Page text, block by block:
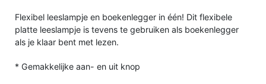
Flexibel leeslampje en boekenlegger in één! Dit flexibele
platte leeslampje is tevens te gebruiken als boekenlegger
als je klaar bent met lezen.
* Gemakkelijke aan- en uit knop